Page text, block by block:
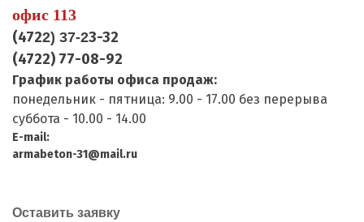
офис 113
(4722) 37-23-32
(4722) 77-08-92
График работы офиса продаж:
понедельник - пятница: 9.00 - 17.00 без перерыва
суббота - 10.00 - 14.00
E-mail:
armabeton-31@mail.ru
Оставить заявку